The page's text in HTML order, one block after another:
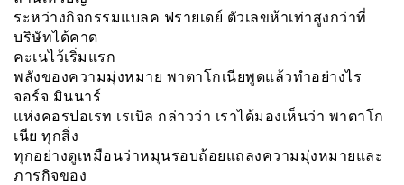
ระหว่างกิจกรรมแบลค ฟรายเดย์ ตัวเลขห้าเท่าสูงกว่าที่
บริษัทได้คาด
คะเนไว้เริ่มแรก
พลังของความมุ่งหมาย พาตาโกเนียพูดแล้วทำอย่างไร
จอร์จ มินนาร์
แห่งคอรปอเรท เรเบิล กล่าวว่า เราได้มองเห็นว่า พาตาโก
เนีย ทุกสิ่ง
ทุกอย่างดูเหมือนว่าหมุนรอบถ้อยแถลงความมุ่งหมายและ
ภารกิจของ